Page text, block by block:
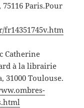
Paris.Pour
Catherine
à la librairie
31000 Toulouse.